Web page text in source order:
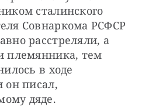
сталинского
Совнаркома РСФСР
расстреляли, а
племянника, тем
в ходе
он писал,
дяде.